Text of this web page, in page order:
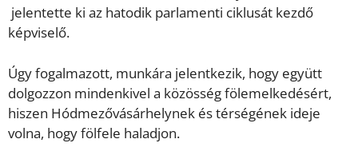
jelentette ki az hatodik parlamenti ciklusát kezdő
képviselő.
Úgy fogalmazott, munkára jelentkezik, hogy együtt
dolgozzon mindenkivel a közösség fölemelkedésért,
hiszen Hódmezővásárhelynek és térségének ideje
volna, hogy fölfele haladjon.